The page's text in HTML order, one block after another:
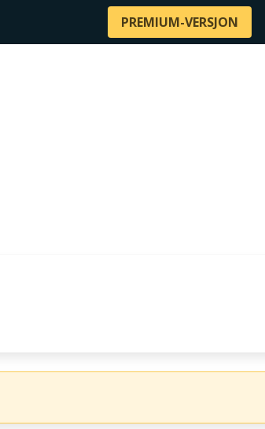
PREMIUM-VERSJON